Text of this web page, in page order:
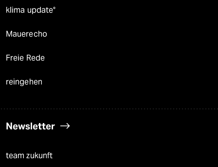
klima update°
Mauerecho
Freie Rede
reingehen
Newsletter
team zukunft